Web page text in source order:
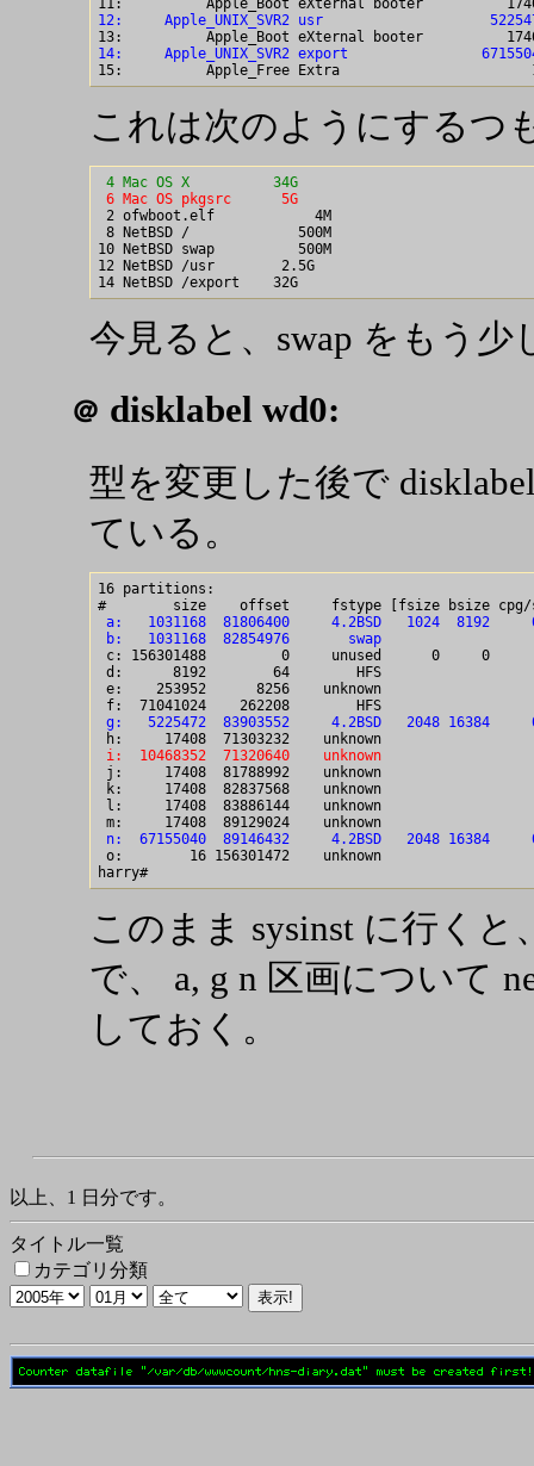
12:     Apple_UNIX_SVR2 usr
14:     Apple_UNIX_SVR2 export
これは次のようにするつ
4 Mac OS X          34G
6 Mac OS pkgsrc      5G
2 ofwboot.elf            4M
8 NetBSD /             500M
10 NetBSD swap          500M
12 NetBSD /usr        2.5G
今見ると、swap をもう
＠ disklabel wd0:
型を変更した後で
ている。
16 partitions:
a:   1031168  81806400     4.2BSD   1024  8192
b:   1031168  82854976       swap
c: 156301488         0     unused      0     0
d:      8192        64        HFS
e:    253952      8256    unknown
g:   5225472  83903552     4.2BSD   2048 16384
i:  10468352  71320640    unknown
j:     17408  81788992    unknown
k:     17408  82837568    unknown
l:     17408  83886144    unknown
n:  67155040  89146432     4.2BSD   2048 16384
o:        16 156301472    unknown
このまま sysinst に行く
で、 a, g n 区画について
しておく。
以上、1 日分です。
タイトル一覧
カテゴリ分類